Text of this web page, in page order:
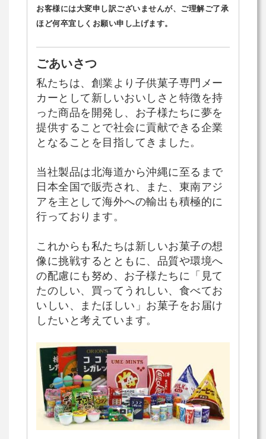
お客様には大変申し訳ございませんが、ご理解ご了承
ほど何卒宜しくお願い申し上げます。
ごあいさつ
私たちは、創業より子供菓子専門メー
カーとして新しいおいしさと特徴を持
った商品を開発し、お子様たちに夢を
提供することで社会に貢献できる企業
となることを目指してきました。
当社製品は北海道から沖縄に至るまで
日本全国で販売され、また、東南アジ
アを主として海外への輸出も積極的に
行っております。
これからも私たちは新しいお菓子の想
像に挑戦するとともに、品質や環境へ
の配慮にも努め、お子様たちに「見て
たのしい、買ってうれしい、食べてお
いしい、またほしい」お菓子をお届け
したいと考えています。